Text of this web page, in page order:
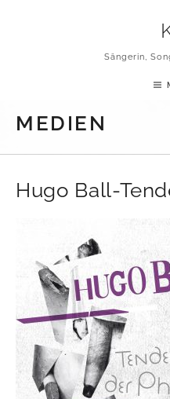
Sängerin,
MEDIEN
Hugo Ball-